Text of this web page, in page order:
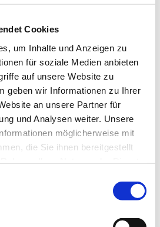
Cookies
um Inhalte und Anzeigen zu
für soziale Medien anbieten
auf unsere Website zu
geben wir Informationen zu Ihrer
an unsere Partner für
und Analysen weiter. Unsere
möglicherweise mit
die Sie ihnen bereitgestellt
oft nicht vollständig
werden konnten. Dies
objektiven Nettoprinzip,
soll, dass nur der
Gewinn einer
Rheinland-Pfalz und der
(BFH) äußerten
dieser Regelung.